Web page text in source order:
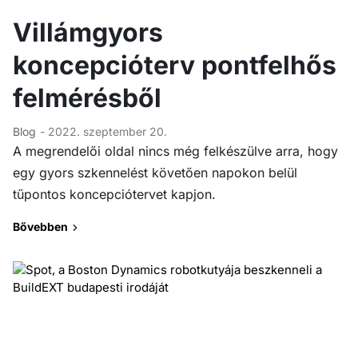
Villámgyors
koncepcióterv pontfelhős
felmérésből
Blog - 2022. szeptember 20.
A megrendelői oldal nincs még felkészülve arra, hogy
egy gyors szkennelést követően napokon belül
tűpontos koncepciótervet kapjon.
Bővebben